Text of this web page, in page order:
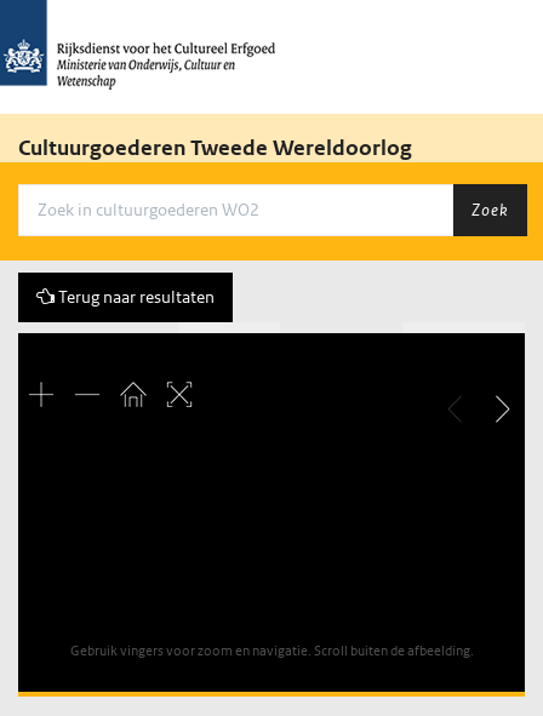
Cultuurgoederen Tweede Wereldoorlog
Zoek
Terug naar resultaten
Gebruik vingers voor zoom en navigatie. Scroll buiten de afbeelding.